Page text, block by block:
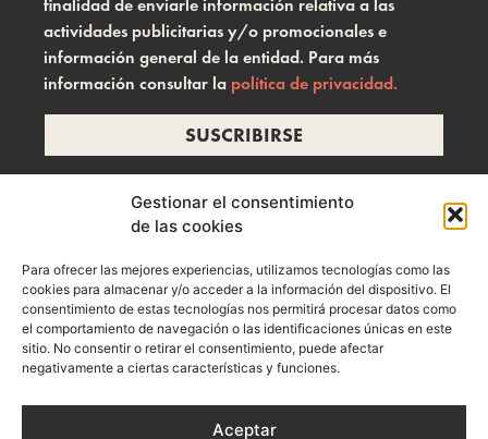
Gestionar el consentimiento
de las cookies
Para ofrecer las mejores experiencias, utilizamos tecnologías como las
cookies para almacenar y/o acceder a la información del dispositivo. El
consentimiento de estas tecnologías nos permitirá procesar datos como
el comportamiento de navegación o las identificaciones únicas en este
sitio. No consentir o retirar el consentimiento, puede afectar
negativamente a ciertas características y funciones.
Aceptar
finalidad de enviarle información relativa a las
actividades publicitarias y/o promocionales e
información general de la entidad. Para más
información consultar la política de privacidad.
SUSCRIBIRSE
info@ramonzelada.com
instagram